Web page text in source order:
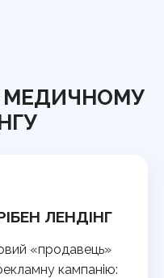
ЛЕНДІНГ
«продавець»
кампанію: